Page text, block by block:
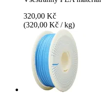
320,00 Kč
(320,00 Kč / kg)